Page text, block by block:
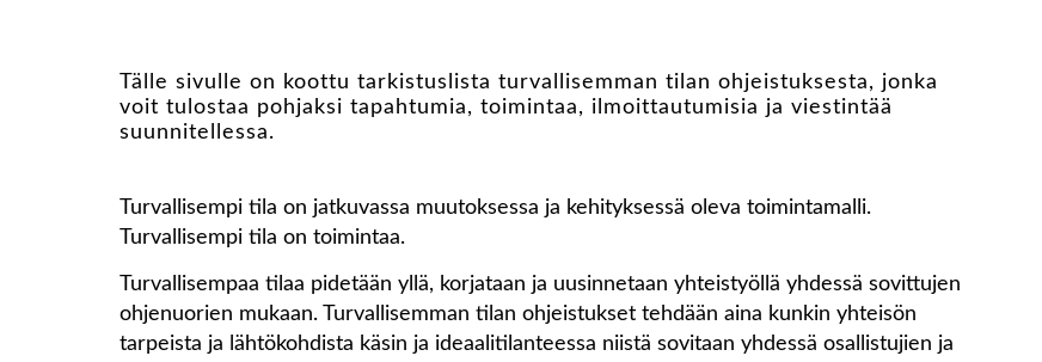
Tälle sivulle on koottu tarkistuslista turvallisemman tilan ohjeistuksesta, jonka
voit tulostaa pohjaksi tapahtumia, toimintaa, ilmoittautumisia ja viestintää
suunnitellessa.
Turvallisempi tila on jatkuvassa muutoksessa ja kehityksessä oleva toimintamalli.
Turvallisempi tila on toimintaa.
Turvallisempaa tilaa pidetään yllä, korjataan ja uusinnetaan yhteistyöllä yhdessä sovittujen
ohjenuorien mukaan. Turvallisemman tilan ohjeistukset tehdään aina kunkin yhteisön
tarpeista ja lähtökohdista käsin ja ideaalitilanteessa niistä sovitaan yhdessä osallistujien ja